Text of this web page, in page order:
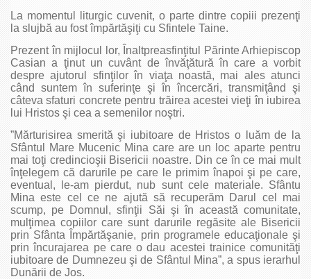
La momentul liturgic cuvenit, o parte dintre copiii prezenţi
la slujbă au fost împărtăşiţi cu Sfintele Taine.
Prezent în mijlocul lor, Înaltpreasfinţitul Părinte Arhiepiscop
Casian a ţinut un cuvânt de învăţătură în care a vorbit
despre ajutorul sfinţilor în viaţa noastă, mai ales atunci
când suntem în suferinţe şi în încercări, transmiţând şi
câteva sfaturi concrete pentru trăirea acestei vieţi în iubirea
lui Hristos şi cea a semenilor noştri.
”Mărturisirea smerită şi iubitoare de Hristos o luăm de la
Sfântul Mare Mucenic Mina care are un loc aparte pentru
mai toţi credincioşii Bisericii noastre. Din ce în ce mai mult
înţelegem că darurile pe care le primim înapoi şi pe care,
eventual, le-am pierdut, nub sunt cele materiale. Sfântu
Mina este cel ce ne ajută să recuperăm Darul cel mai
scump, pe Domnul, sfinţii Săi şi în această comunitate,
mulţimea copiilor care sunt darurile regăsite ale Bisericii
prin Sfânta Împărtăşanie, prin programele educaţionale şi
prin încurajarea pe care o dau acestei trainice comunităţi
iubitoare de Dumnezeu şi de Sfântul Mina”, a spus ierarhul
Dunării de Jos.